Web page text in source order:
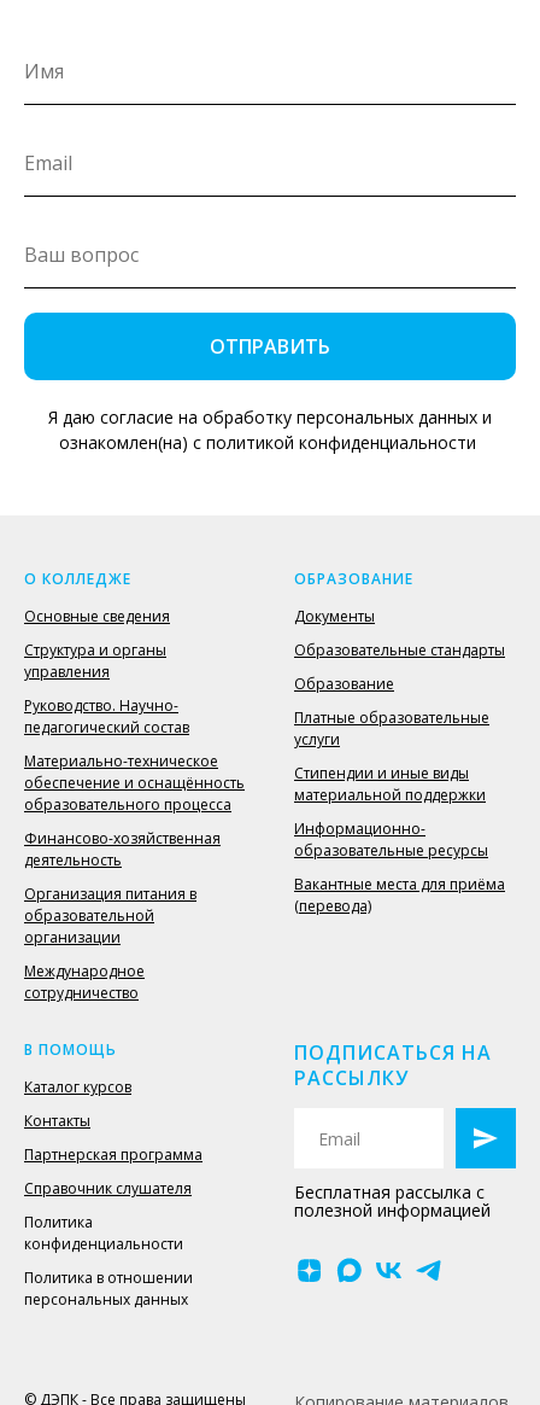
ОТПРАВИТЬ
Я даю согласие на обработку персональных данных и
ознакомлен(на) с политикой конфиденциальности
О КОЛЛЕДЖЕ
Основные сведения
Структура и органы
управления
Руководство. Научно-
педагогический состав
Материально-техническое
обеспечение и оснащённость
образовательного процесса
Финансово-хозяйственная
деятельность
Организация питания в
образовательной
организации
Международное
сотрудничество
ОБРАЗОВАНИЕ
Документы
Образовательные стандарты
Образование
Платные образовательные
услуги
Стипендии и иные виды
материальной поддержки
Информационно-
образовательные ресурсы
Вакантные места для приёма
(перевода)
В ПОМОЩЬ
Каталог курсов
Контакты
Партнерская программа
Справочник слушателя
Политика
конфиденциальности
Политика в отношении
персональных данных
ПОДПИСАТЬСЯ НА
РАССЫЛКУ
Бесплатная рассылка с
полезной информацией
© ДЭПК - Все права защищены